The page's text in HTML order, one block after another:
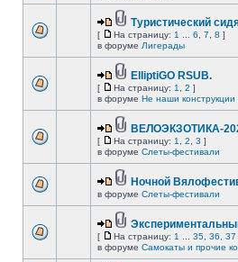
Туристический
[ На страницу: 1 6 7 8 ]
в форуме Лигерады
ElliptiGO RSUB.
[ На страницу: 1 2 ]
в форуме Не наши
ВЕЛОЭКЗОТИКА-
[ На страницу: 1 2 3 ]
в форуме Слеты-фестивали
Ночной
в форуме Слеты-фестивали
[ На страницу: 1 35 36 37
в форуме Самокаты и прочие